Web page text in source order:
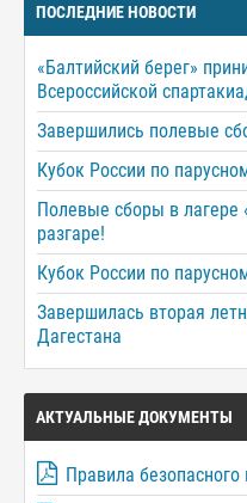
ПОСЛЕДНИЕ НОВОСТИ
«Балтийский берег»
Всероссийской
Завершились полевые
Кубок России по
Полевые сборы в
разгаре!
Кубок России по
Завершилась вторая
Дагестана
АКТУАЛЬНЫЕ ДОКУМЕНТЫ
Правила безопасного